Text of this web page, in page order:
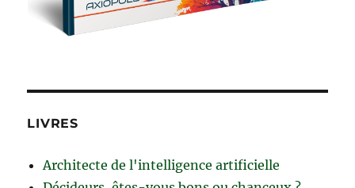
LIVRES
Architecte de l'intelligence artificielle